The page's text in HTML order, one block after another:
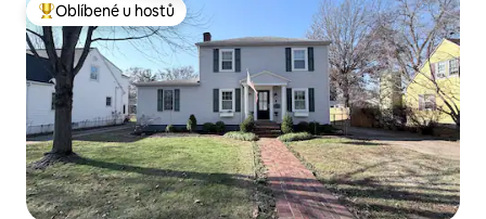
Nejlepší v kategorii Oblíbené u hostů
Oblíbené u hostů